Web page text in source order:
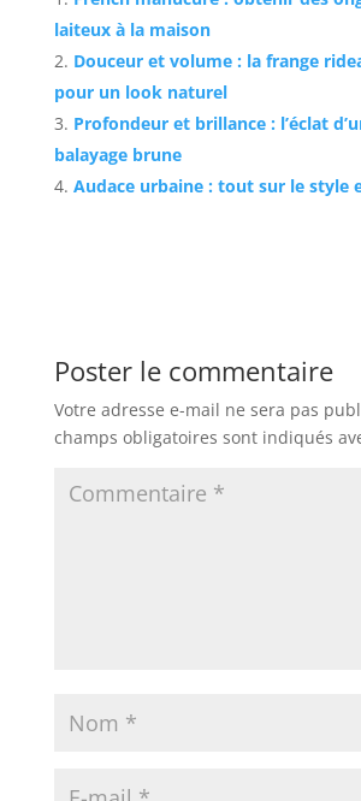
laiteux à la maison
Douceur et volume : la frange
pour un look naturel
Profondeur et brillance : l’éclat
balayage brune
Audace urbaine : tout sur le style
Poster le commentaire
Votre adresse e-mail ne sera pas
champs obligatoires sont indiqués